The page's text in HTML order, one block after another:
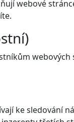
webové
ke sledování